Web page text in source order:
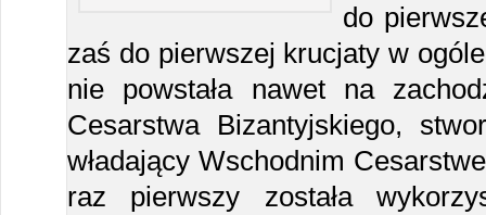
do
zaś do pierwszej krucjaty w
nie powstała nawet na
Cesarstwa Bizantyjskiego,
władający Wschodnim
raz pierwszy została